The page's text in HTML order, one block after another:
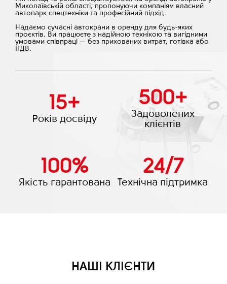
Миколаївській області, пропонуючи компаніям власний
автопарк спецтехніки та професійний підхід.
Надаємо сучасні автокрани в оренду для будь-яких
проєктів. Ви працюєте з надійною технікою та вигідними
умовами співпраці — без прихованих витрат, готівка або
ПДВ.
15+
Років досвіду
500+
Задоволених
клієнтів
100%
Якість гарантована
24/7
Технічна підтримка
НАШІ КЛІЄНТИ